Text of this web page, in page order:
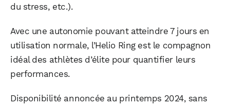
du stress, etc.).
Avec une autonomie pouvant atteindre 7 jours en
utilisation normale, l’Helio Ring est le compagnon
idéal des athlètes d’élite pour quantifier leurs
performances.
Disponibilité annoncée au printemps 2024, sans